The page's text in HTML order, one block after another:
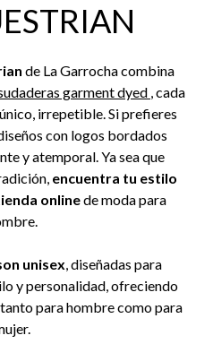
de La Garrocha combina
garment dyed , cada
irrepetible. Si prefieres
con logos bordados
y atemporal. Ya sea que
encuentra tu estilo
onlinede moda para
unisex, diseñadas para
y personalidad, ofreciendo
para hombre como para